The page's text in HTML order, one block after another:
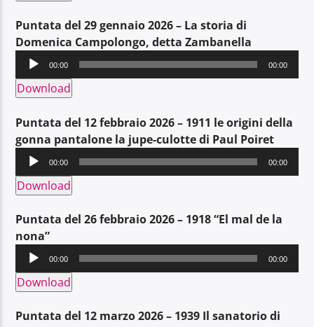
Puntata del 29 gennaio 2026 – La storia di
Domenica Campolongo, detta Zambanella
Audio
Player
00:00 00:00
Download
Puntata del 12 febbraio 2026 – 1911 le origini della
gonna pantalone la jupe-culotte di Paul Poiret
Audio
Player
00:00 00:00
Download
Puntata del 26 febbraio 2026 – 1918 “El mal de la
nona”
Audio
Player
00:00 00:00
Download
Puntata del 12 marzo 2026 – 1939 Il sanatorio di